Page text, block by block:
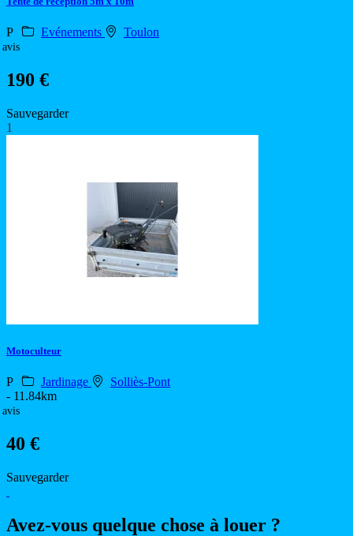
P Evénements Toulon
avis
190 €
Sauvegarder
1
Motoculteur
P Jardinage
Solliès-Pont
- 11.84km
avis
40 €
Sauvegarder
Avez-vous quelque chose à louer ?